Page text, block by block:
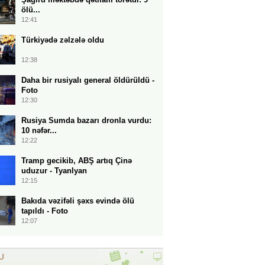
ölü...
12:41
Türkiyədə zəlzələ oldu
12:38
Daha bir rusiyalı general öldürüldü -
Foto
12:30
Rusiya Sumda bazarı dronla vurdu:
10 nəfər...
12:22
Tramp gecikib, ABŞ artıq Çinə
uduzur - Tyanlyan
12:15
Bakıda vəzifəli şəxs evində ölü
tapıldı - Foto
12:07